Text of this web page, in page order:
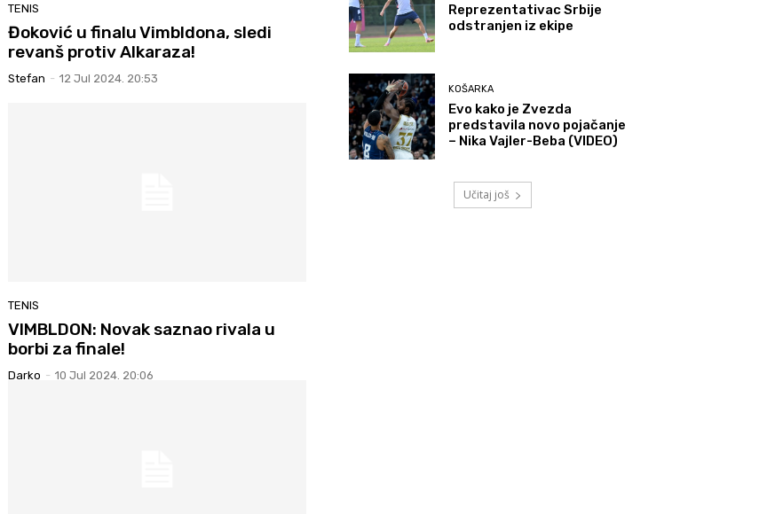
TENIS
Đoković u finalu Vimbldona, sledi
revanš protiv Alkaraza!
Stefan - 12 Jul 2024. 20:53
TENIS
VIMBLDON: Novak saznao rivala u
borbi za finale!
Darko - 10 Jul 2024. 20:06
Reprezentativac Srbije
odstranjen iz ekipe
KOŠARKA
Evo kako je Zvezda
predstavila novo pojačanje
– Nika Vajler-Beba (VIDEO)
Učitaj još